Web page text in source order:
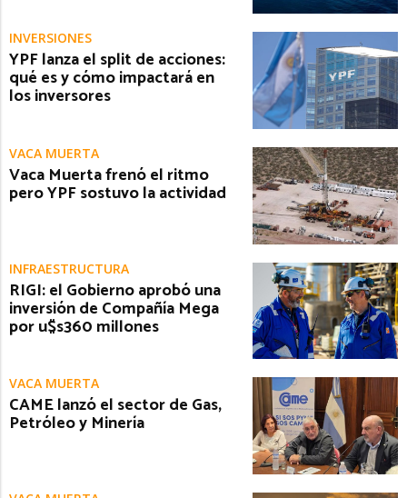
INVERSIONES
YPF lanza el split de acciones:
qué es y cómo impactará en
los inversores
VACA MUERTA
Vaca Muerta frenó el ritmo
pero YPF sostuvo la actividad
INFRAESTRUCTURA
RIGI: el Gobierno aprobó una
inversión de Compañía Mega
por u$s360 millones
VACA MUERTA
CAME lanzó el sector de Gas,
Petróleo y Minería